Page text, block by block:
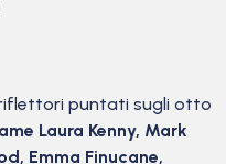
puntati sugli otto
Laura Kenny, Mark
Emma Finucane,